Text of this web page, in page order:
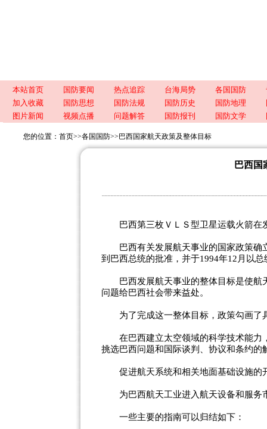
本站首页 国防要闻 热点追踪 台海局势 各国国防
加入收藏
国防思想 国防法规 国防历史 国防地理
图片新闻
视频点播 问题解答 国防报刊 国防文学
您的位置： 首页>>各国国防>> 巴西国家航天政策及整体目标
巴西国
巴西第三枚ＶＬＳ型卫星运载火箭在
巴西有关发展航天事业的国家政策确
到巴西总统的批准，并于1994年12月以总
巴西发展航天事业的整体目标是使航
问题给巴西社会带来益处。
为了完成这一整体目标，政策勾画了
在巴西建立太空领域的科学技术能力
挑选巴西问题和国际谈判、协议和条约的
促进航天系统和相关地面基础设施的
为巴西航天工业进入航天设备和服务
一些主要的指南可以归结如下：